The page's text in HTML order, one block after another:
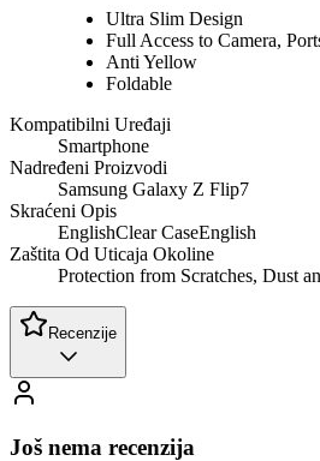
Ultra Slim Design
Full Access to Camera,
Anti Yellow
Foldable
Kompatibilni Uređaji
Smartphone
Nadređeni Proizvodi
Samsung Galaxy Z Flip7
Skraćeni Opis
EnglishClear CaseEnglish
Zaštita Od Uticaja Okoline
Protection from Scratches, Dust
Recenzije
Još nema recenzija